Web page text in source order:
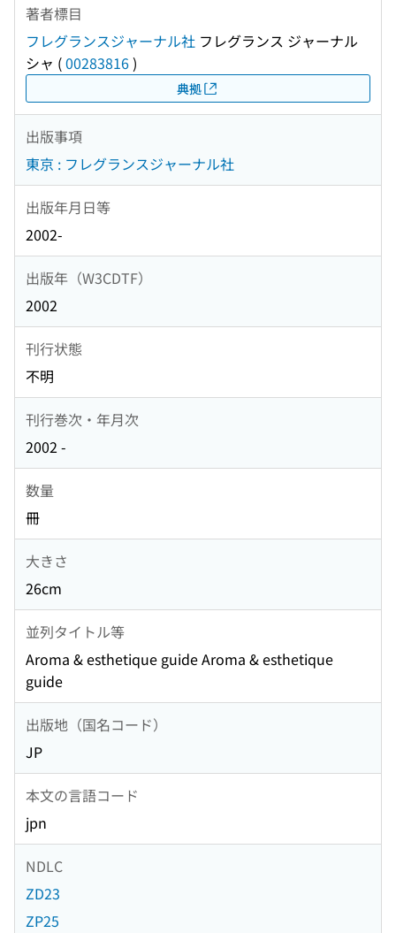
著者標目
フレグランスジャーナル社 フレグランス ジャーナル
シャ (00283816)
典拠
出版事項
東京 : フレグランスジャーナル社
出版年月日等
2002-
出版年（W3CDTF）
2002
刊行状態
不明
刊行巻次・年月次
2002 -
数量
冊
大きさ
26cm
並列タイトル等
Aroma & esthetique guide Aroma & esthetique
guide
出版地（国名コード）
JP
本文の言語コード
jpn
NDLC
ZD23
ZP25